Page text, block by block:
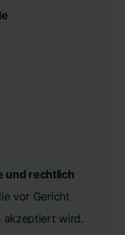
und rechtlich
vor Gericht
akzeptiert wird.